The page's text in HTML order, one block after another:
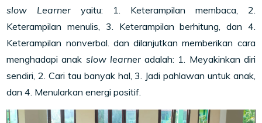
slow Learner yaitu: 1. Keterampilan membaca, 2.
Keterampilan menulis, 3. Keterampilan berhitung, dan 4.
Keterampilan nonverbal. dan dilanjutkan memberikan cara
menghadapi anak slow learneradalah: 1. Meyakinkan diri
sendiri, 2. Cari tau banyak hal, 3. Jadi pahlawan untuk anak,
dan 4. Menularkan energi positif.